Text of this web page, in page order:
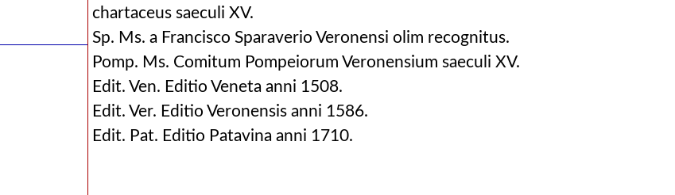
chartaceus saeculi XV.
Sp. Ms. a Francisco Sparaverio Veronensi olim recognitus.
Pomp. Ms. Comitum Pompeiorum Veronensium saeculi XV.
Edit. Ven. Editio Veneta anni 1508.
Edit. Ver. Editio Veronensis anni 1586.
Edit. Pat. Editio Patavina anni 1710.